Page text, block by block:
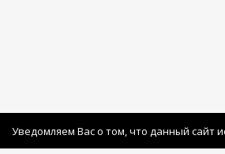
Уведомляем Вас о том, что данный сайт